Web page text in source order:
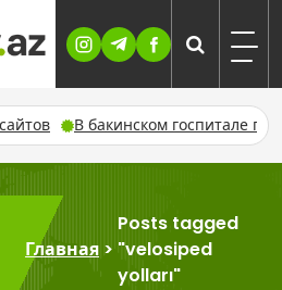
В бакинском госпитале пациентка
Главная >
Posts tagged
"velosiped
yolları"